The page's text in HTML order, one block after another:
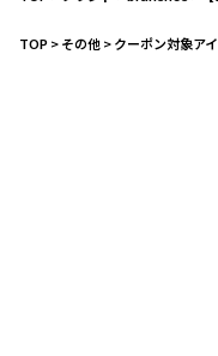
TOP>その他>クーポン対象ア